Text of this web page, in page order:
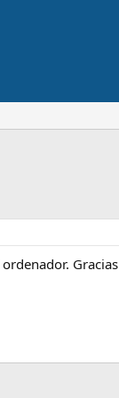
Gracias